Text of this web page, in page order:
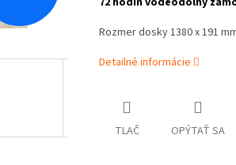
Rozmer dosky 1380 x 191
Detailné informácie
TLAČ OPÝTAŤ SA